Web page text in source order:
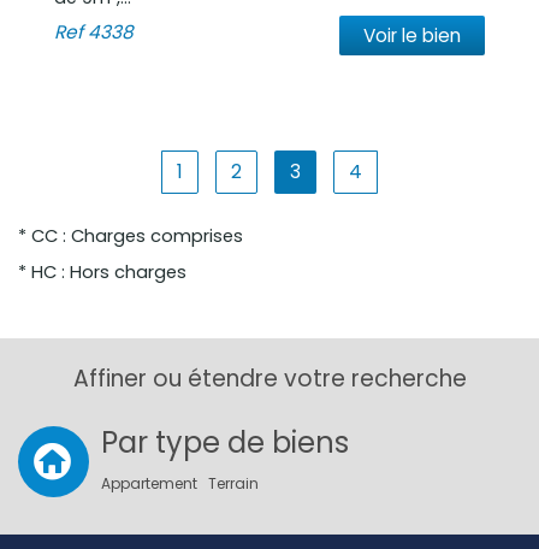
Ref4338 Voir le bien
1 2 3 4
* CC : Charges comprises
* HC : Hors charges
Affiner ou étendre votre recherche
Par type de biens
Appartement Terrain